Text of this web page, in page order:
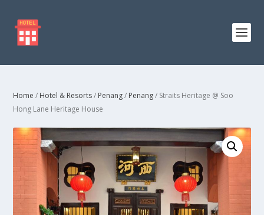
Home / Hotel & Resorts/ Penang/ Penang/ Straits Heritage @ Soo
Hong Lane Heritage House